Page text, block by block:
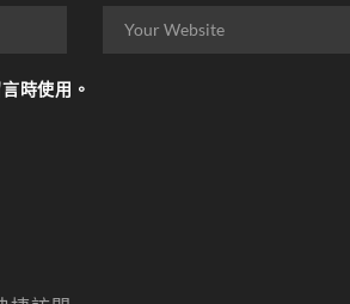
時使用。